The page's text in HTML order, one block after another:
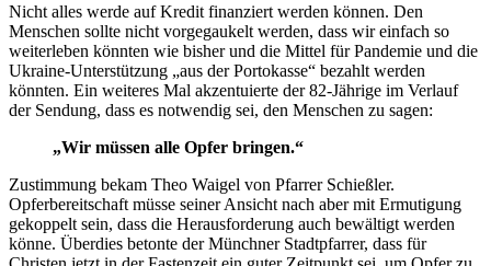
Nicht alles werde auf Kredit finanziert werden können. Den
Menschen sollte nicht vorgegaukelt werden, dass wir einfach so
weiterleben könnten wie bisher und die Mittel für Pandemie und die
Ukraine-Unterstützung „aus der Portokasse“ bezahlt werden
könnten. Ein weiteres Mal akzentuierte der 82-Jährige im Verlauf
der Sendung, dass es notwendig sei, den Menschen zu sagen:
„Wir müssen alle Opfer bringen.“
Zustimmung bekam Theo Waigel von Pfarrer Schießler.
Opferbereitschaft müsse seiner Ansicht nach aber mit Ermutigung
gekoppelt sein, dass die Herausforderung auch bewältigt werden
könne. Überdies betonte der Münchner Stadtpfarrer, dass für